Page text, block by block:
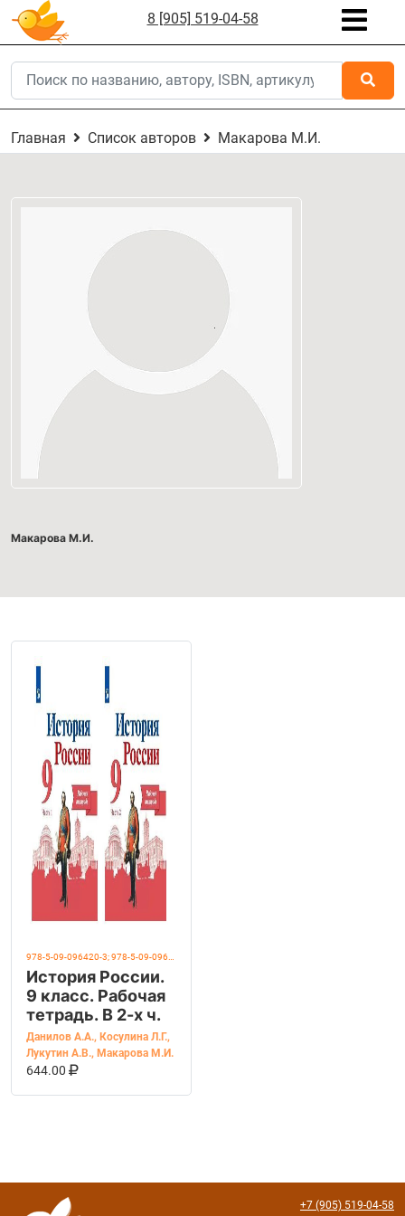
8 [905] 519-04-58
Главная Список авторов Макарова М.И.
Макарова М.И.
История России.
9 класс. Рабочая
тетрадь. В 2-х ч.
Данилов А.А., Косулина Л.Г.,
Лукутин А.В., Макарова М.И.
644.00
В КОРЗИНУ
+7 (905) 519-04-58